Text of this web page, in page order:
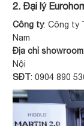
2. Đại lý
Công ty: Công ty
Nam
Địa chỉ showroom
Nội
SĐT: 0904 890